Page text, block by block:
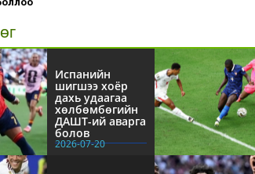
Испанийн
шигшээ хоёр
дахь удаагаа
хөлбөмбөгийн
ДАШТ-ий аварга
болов
2026-07-20